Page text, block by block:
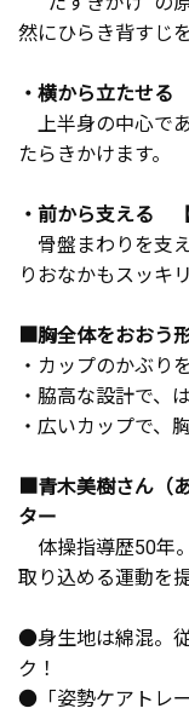
然にひらき背すじ
・横から立たせる
上半身の中心で
たらきかけます。
・前から支える
骨盤まわりを支
りおなかもスッキ
■胸全体をおおう
・カップのかぶり
・脇高な設計で、
・広いカップで、
■青木美樹さん（
ター
体操指導歴50年
取り込める運動を
●身生地は綿混。
ク！
●「姿勢ケアトレ